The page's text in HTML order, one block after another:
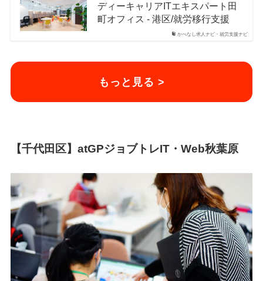
かべなし求人ナビ・就労支援ナビ
ディーキャリアITエキスパート田
町オフィス - 港区/就労移行支援
もっと見る >
【千代田区】atGPジョブトレIT・Web秋葉原